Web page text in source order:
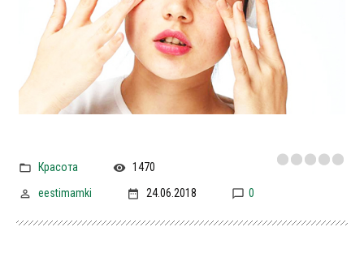
Красота 1470
eestimamki 24.06.2018 0